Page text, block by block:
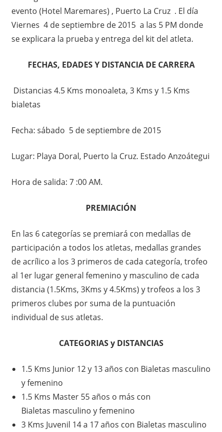
evento (Hotel Maremares) , Puerto La Cruz . El día
Viernes 4 de septiembre de 2015 a las 5 PM donde
se explicara la prueba y entrega del kit del atleta.
FECHAS, EDADES Y DISTANCIA DE CARRERA
Distancias 4.5 Kms monoaleta, 3 Kms y 1.5 Kms
bialetas
Fecha: sábado 5 de septiembre de 2015
Lugar: Playa Doral, Puerto la Cruz. Estado Anzoátegui
Hora de salida: 7 :00 AM.
PREMIACIÓN
En las 6 categorías se premiará con medallas de
participación a todos los atletas, medallas grandes
de acrílico a los 3 primeros de cada categoría, trofeo
al 1er lugar general femenino y masculino de cada
distancia (1.5Kms, 3Kms y 4.5Kms) y trofeos a los 3
primeros clubes por suma de la puntuación
individual de sus atletas.
CATEGORIAS y DISTANCIAS
1.5 Kms Junior 12 y 13 años con Bialetas masculino
y femenino
1.5 Kms Master 55 años o más con
Bialetas masculino y femenino
3 Kms Juvenil 14 a 17 años con Bialetas masculino